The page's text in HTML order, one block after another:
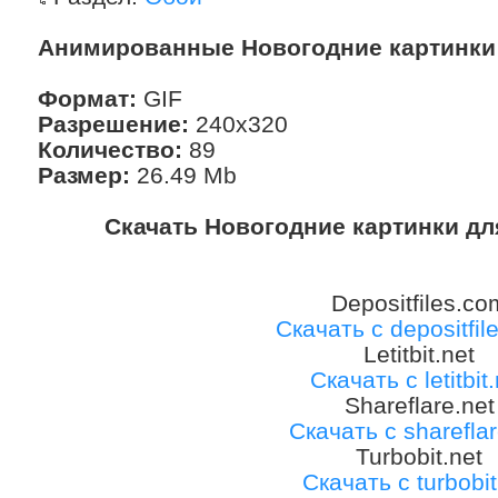
Анимированные Новогодние
Формат: GIF
Разрешение: 240x320
Количество: 89
Размер: 26.49 Mb
Скачать Новогодние картинки
Скачать с
Letitbit.net
Скачать с
Shareflare.net
Скачать с
Turbobit.net
Скачать с